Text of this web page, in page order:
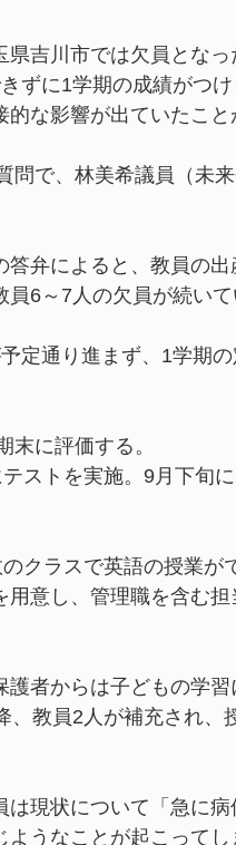
吉川市では欠員とな
ずに1学期の成績がつ
な影響が出ていたこと
問で、林美希議員（未
弁によると、教員の
6～7人の欠員が続いて
定通り進まず、1学期
に評価する。
ストを実施。9月下旬
クラスで英語の授業が
意し、管理職を含む
者からは子どもの学
教員2人が補充され、
現状について「急に病
うなことが起こって